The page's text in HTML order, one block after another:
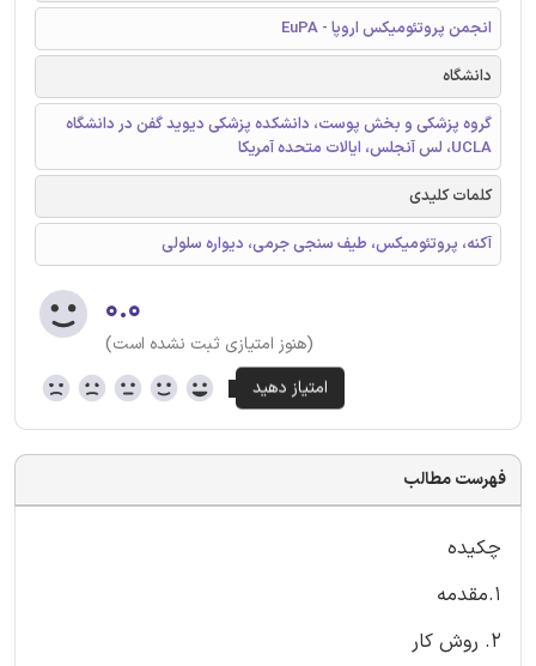
انجمن پروتئومیکس اروپا - EuPA
دانشگاه
گروه پزشکی و بخش پوست، دانشکده پزشکی دیوید گفن در دانشگاه
UCLA، لس آنجلس، ایالات متحده آمریکا
کلمات کلیدی
آکنه، پروتئومیکس، طیف سنجی جرمی، دیواره سلولی
۰.۰
(هنوز امتیازی ثبت نشده است)
فهرست مطالب
چکیده
1.مقدمه
2. روش کار